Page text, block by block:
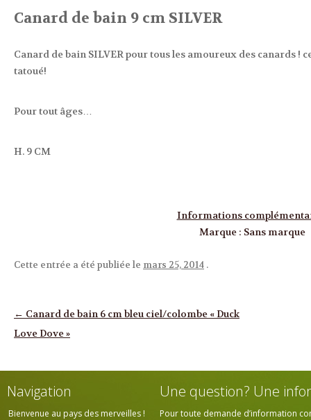
Canard de bain 9 cm SILVER
Canard de bain SILVER pour tous les amoureux des canards !
tatoué!
Pour tout âges…
H. 9 CM
Informations
Marque : Sans marque
Cette entrée a été publiée le mars 25, 2014 .
Navigation des articles
← Canard de bain 6 cm bleu ciel/colombe « Duck
Love Dove »
Navigation
Bienvenue au pays des merveilles !
Une question? Une
Pour toute demande d’information